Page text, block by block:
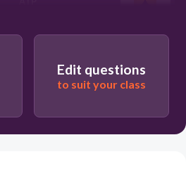
Edit questions
to suit your class